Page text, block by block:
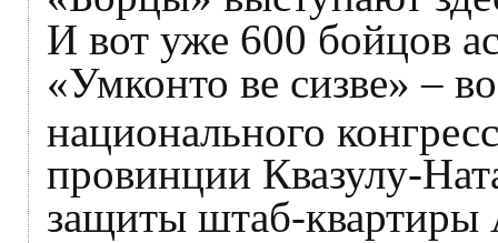
И вот уже 600 бойцов
«Умконто ве сизве» –
национального
провинции Квазулу-
защиты штаб-